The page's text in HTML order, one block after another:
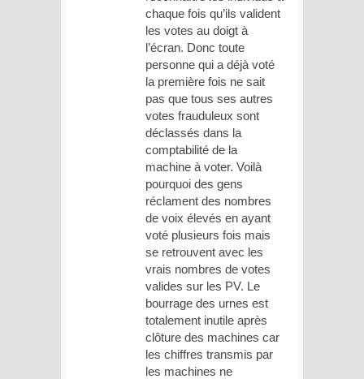
chaque fois qu’ils valident
les votes au doigt à
l’écran. Donc toute
personne qui a déjà voté
la première fois ne sait
pas que tous ses autres
votes frauduleux sont
déclassés dans la
comptabilité de la
machine à voter. Voilà
pourquoi des gens
réclament des nombres
de voix élevés en ayant
voté plusieurs fois mais
se retrouvent avec les
vrais nombres de votes
valides sur les PV. Le
bourrage des urnes est
totalement inutile après
clôture des machines car
les chiffres transmis par
les machines ne